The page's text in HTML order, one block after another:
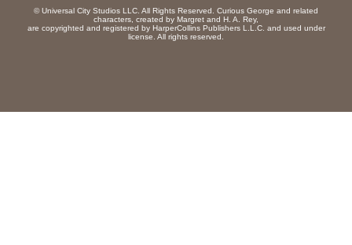
© Universal City Studios LLC. All Rights Reserved. Curious George and related
characters, created by Margret and H. A. Rey,
are copyrighted and registered by HarperCollins Publishers L.L.C. and used under
license. All rights reserved.